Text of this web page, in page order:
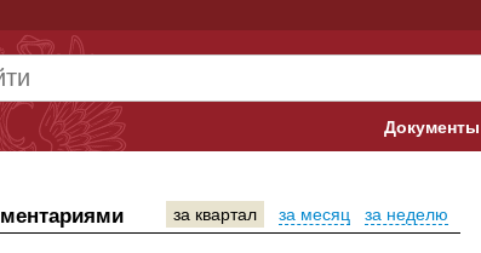
Банк
за неделю
за месяц
за квартал